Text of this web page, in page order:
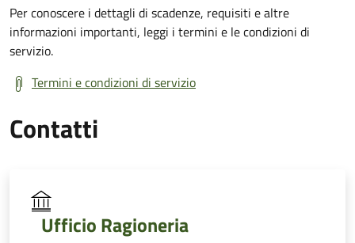
Per conoscere i dettagli di scadenze, requisiti e altre
informazioni importanti, leggi i termini e le condizioni di
servizio.
Termini e condizioni di servizio
Contatti
Ufficio Ragioneria